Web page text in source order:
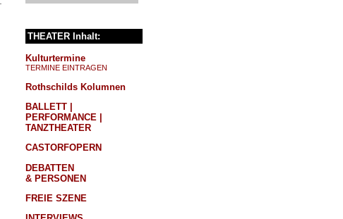
THEATER Inhalt:
Kulturtermine
TERMINE EINTRAGEN
Rothschilds Kolumnen
BALLETT |
PERFORMANCE |
TANZTHEATER
CASTORFOPERN
DEBATTEN
& PERSONEN
FREIE SZENE